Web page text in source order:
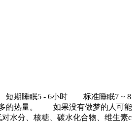
期睡眠5 - 6小时 标准睡眠7 ~ 8
的热量。 如果没有做梦的人可能
分、核糖、碳水化合物、维生素c